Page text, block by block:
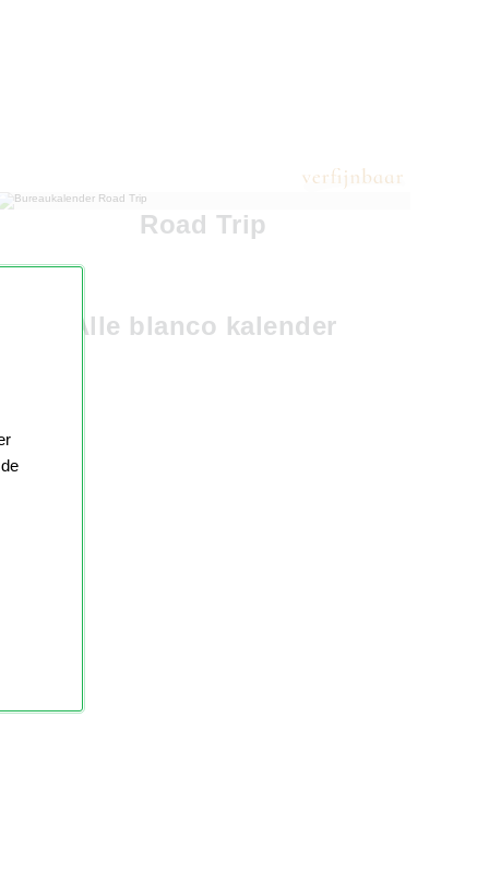
Road Trip
Alle blanco kalender